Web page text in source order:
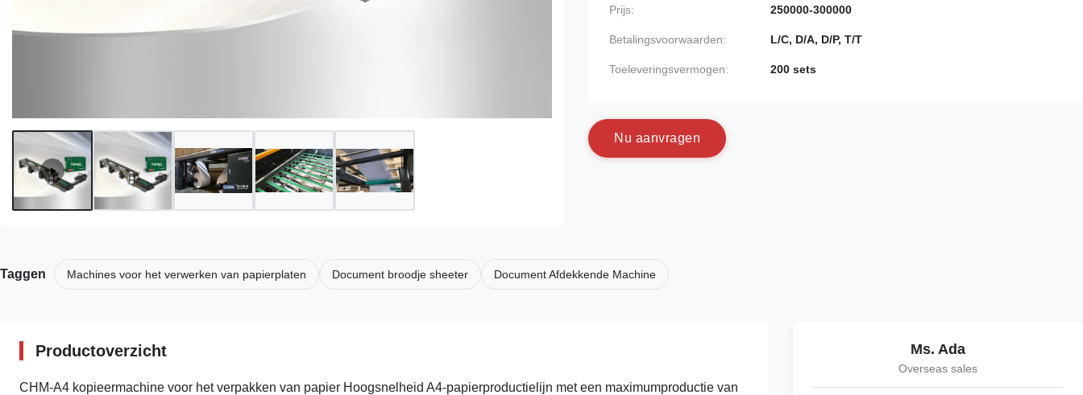
Prijs: 250000-300000
Betalingsvoorwaarden: L/C, D/A, D/P, T/T
Toeleveringsvermogen: 200 sets
N u aanvragen
Taggen Machines voor het verwerken van papierplaten Document broodje sheeter Document Afdekkende Machine
Productoverzicht
CHM-A4 kopieermachine voor het verpakken van papier Hoogsnelheid A4-papierproductielijn met een maximumproductie van
Ms. Ada
Overseas sales